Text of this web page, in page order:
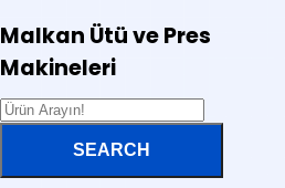
Malkan Ütü ve Pres
Makineleri